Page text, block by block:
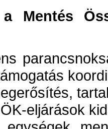
Mentés
eljárások